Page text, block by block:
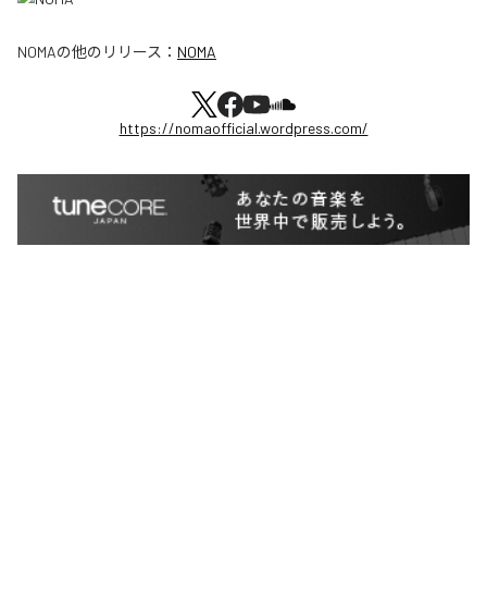
NOMAの他のリリース： NOMA
https://nomaofficial.wordpress.com/